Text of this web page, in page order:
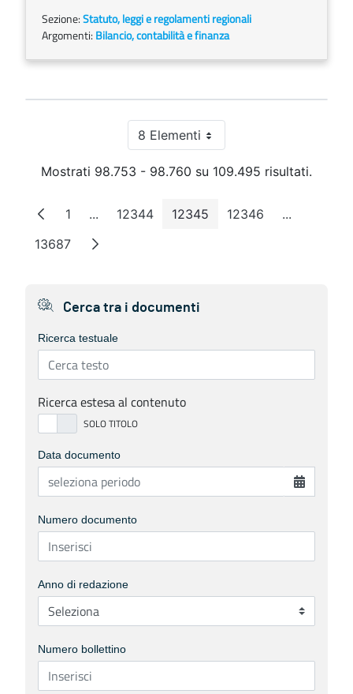
Sezione:Statuto, leggi e regolamenti regionali
Argomenti: Bilancio, contabilità e finanza
8 ElementiPer pagina
Mostrati 98.753 - 98.760 su 109.495 risultati.
Pagina
1 ...Pagine intermedie
Pagina
12344 Pagina
12345 Pagina
12346 ...Pagine
Pagina
13687
Cerca tra i documenti
Ricerca testuale
Ricerca estesa al contenuto
Data documento
Numero documento
Anno di redazione
Numero bollettino